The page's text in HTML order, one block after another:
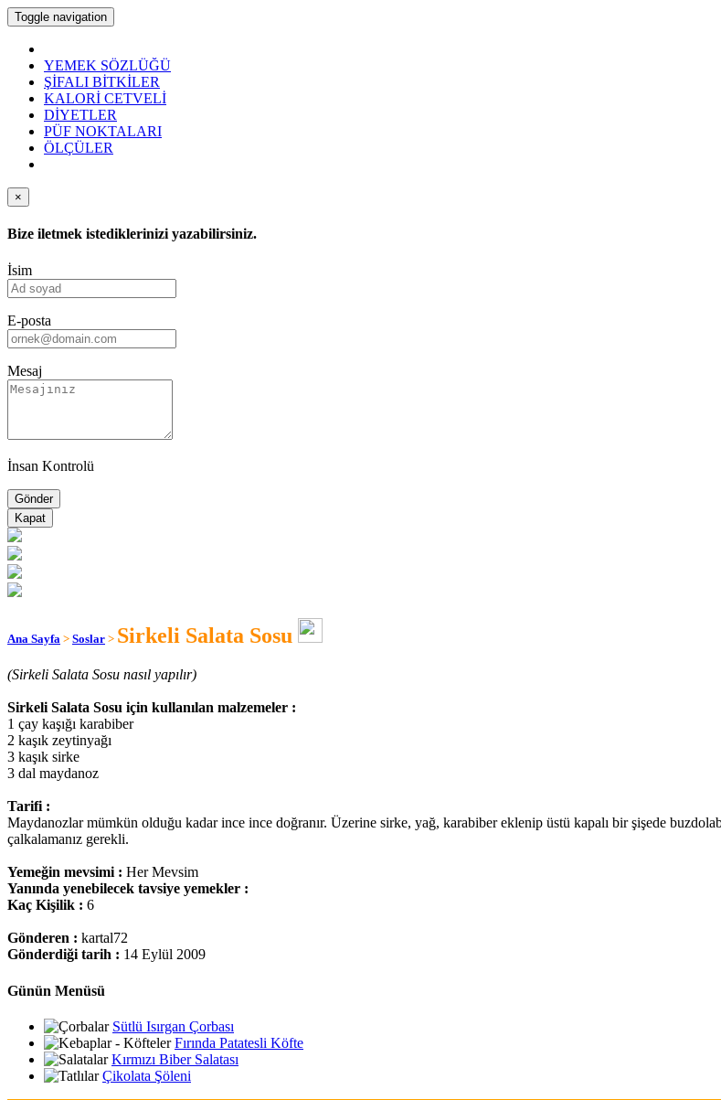
Toggle navigation
YEMEK SÖZLÜĞÜ
ŞİFALI BİTKİLER
KALORİ CETVELİ
DİYETLER
PÜF NOKTALARI
ÖLÇÜLER
×
Bize iletmek istediklerinizi yazabilirsiniz.
İsim
E-posta
Mesaj
İnsan Kontrolü
Kapat
Ana Sayfa > Soslar > Sirkeli Salata Sosu
(Sirkeli Salata Sosu nasıl yapılır)
Sirkeli Salata Sosu için kullanılan malzemeler :
1 çay kaşığı karabiber
2 kaşık zeytinyağı
3 kaşık sirke
3 dal maydanoz
Tarifi :
Maydanozlar mümkün olduğu kadar ince ince doğranır. Üzerine sirke, yağ, karabiber eklenip üstü kapalı bir şişede
çalkalamanız gerekli.
Yemeğin mevsimi : Her Mevsim
Yanında yenebilecek tavsiye yemekler :
Kaç Kişilik : 6
Gönderen : kartal72
Gönderdiği tarih : 14 Eylül 2009
Günün Menüsü
Sütlü Isırgan Çorbası
Fırında Patatesli Köfte
Kırmızı Biber Salatası
Çikolata Şöleni